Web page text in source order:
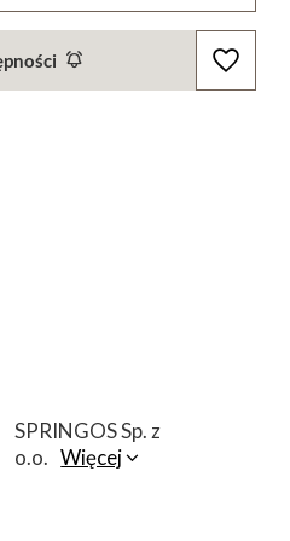
SPRINGOS Sp. z
o.o. Więcej